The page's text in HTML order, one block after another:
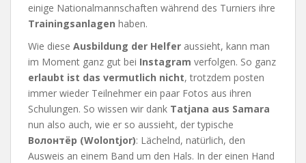
einige Nationalmannschaften während des Turniers ihre
Trainingsanlagen haben.
Wie diese Ausbildung der Helfer aussieht, kann man
im Moment ganz gut bei Instagram verfolgen. So ganz
erlaubt ist das vermutlich nicht, trotzdem posten
immer wieder Teilnehmer ein paar Fotos aus ihren
Schulungen. So wissen wir dank Tatjana aus Samara
nun also auch, wie er so aussieht, der typische
Волонтёр (Wolontjor): Lächelnd, natürlich, den
Ausweis an einem Band um den Hals. In der einen Hand